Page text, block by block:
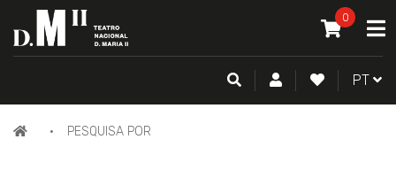
0
O MEU
ITEM(S) -
PESQUISACONTA DEFAZER
PT
PÁGINA PESQUISA POR